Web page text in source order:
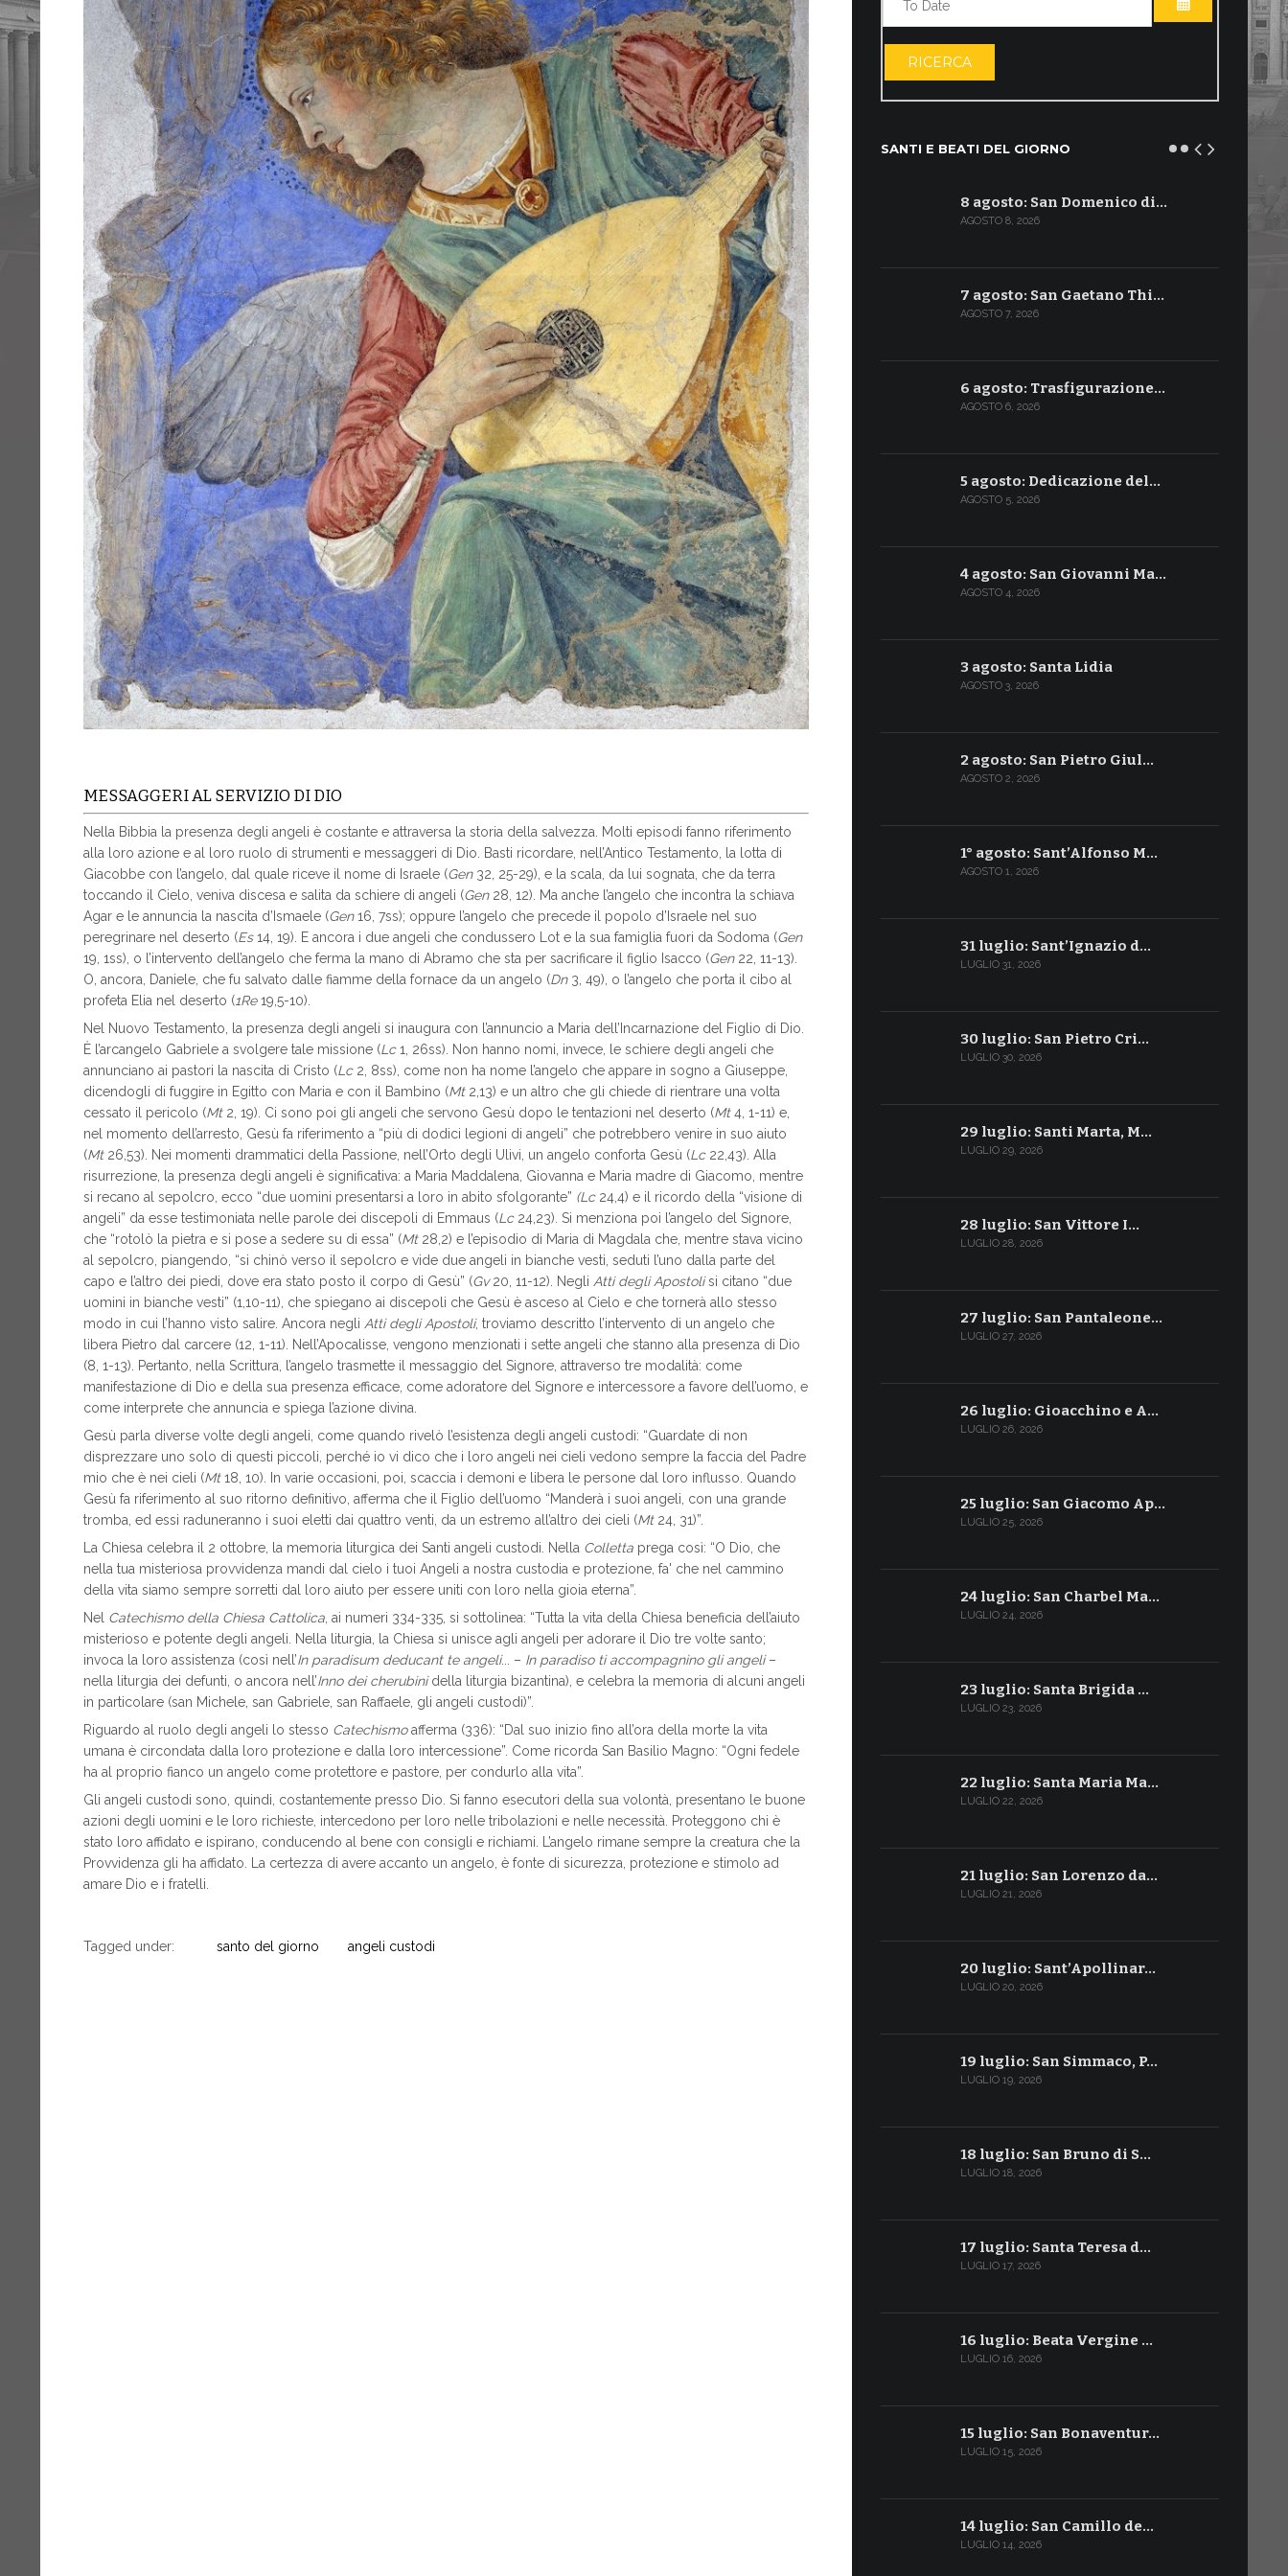
MESSAGGERI AL SERVIZIO DI DIO
Nella Bibbia la presenza degli angeli è costante e attraversa la storia della salvezza. Molti episodi fanno riferimento
alla loro azione e al loro ruolo di strumenti e messaggeri di Dio. Basti ricordare, nell’Antico Testamento, la lotta di
Giacobbe con l’angelo, dal quale riceve il nome di Israele (Gen32, 25-29), e la scala, da lui sognata, che da terra
toccando il Cielo, veniva discesa e salita da schiere di angeli (Gen28, 12). Ma anche l’angelo che incontra la schiava
Agar e le annuncia la nascita d’Ismaele (Gen16, 7ss); oppure l’angelo che precede il popolo d’Israele nel suo
peregrinare nel deserto (Es14, 19). E ancora i due angeli che condussero Lot e la sua famiglia fuori da Sodoma (Gen
19, 1ss), o l’intervento dell’angelo che ferma la mano di Abramo che sta per sacrificare il figlio Isacco (Gen22, 11-13).
O, ancora, Daniele, che fu salvato dalle fiamme della fornace da un angelo (Dn3, 49), o l’angelo che porta il cibo al
profeta Elia nel deserto (1Re19,5-10).
Nel Nuovo Testamento, la presenza degli angeli si inaugura con l’annuncio a Maria dell’Incarnazione del Figlio di Dio.
È l’arcangelo Gabriele a svolgere tale missione (Lc1, 26ss). Non hanno nomi, invece, le schiere degli angeli che
annunciano ai pastori la nascita di Cristo (Lc2, 8ss), come non ha nome l’angelo che appare in sogno a Giuseppe,
dicendogli di fuggire in Egitto con Maria e con il Bambino (Mt 2,13) e un altro che gli chiede di rientrare una volta
cessato il pericolo (Mt2, 19). Ci sono poi gli angeli che servono Gesù dopo le tentazioni nel deserto (Mt4, 1-11) e,
nel momento dell’arresto, Gesù fa riferimento a “più di dodici legioni di angeli” che potrebbero venire in suo aiuto
(Mt26,53). Nei momenti drammatici della Passione, nell’Orto degli Ulivi, un angelo conforta Gesù (Lc22,43). Alla
risurrezione, la presenza degli angeli è significativa: a Maria Maddalena, Giovanna e Maria madre di Giacomo, mentre
si recano al sepolcro, ecco “due uomini presentarsi a loro in abito sfolgorante” (Lc24,4) e il ricordo della “visione di
angeli” da esse testimoniata nelle parole dei discepoli di Emmaus (Lc24,23). Si menziona poi l’angelo del Signore,
che “rotolò la pietra e si pose a sedere su di essa” (Mt28,2) e l’episodio di Maria di Magdala che, mentre stava vicino
al sepolcro, piangendo, “si chinò verso il sepolcro e vide due angeli in bianche vesti, seduti l’uno dalla parte del
capo e l’altro dei piedi, dove era stato posto il corpo di Gesù” (Gv20, 11-12). Negli Atti degli Apostolisi citano “due
uomini in bianche vesti” (1,10-11), che spiegano ai discepoli che Gesù è asceso al Cielo e che tornerà allo stesso
modo in cui l’hanno visto salire. Ancora negli Atti degli Apostoli, troviamo descritto l’intervento di un angelo che
libera Pietro dal carcere (12, 1-11). Nell’Apocalisse, vengono menzionati i sette angeli che stanno alla presenza di Dio
(8, 1-13). Pertanto, nella Scrittura, l’angelo trasmette il messaggio del Signore, attraverso tre modalità: come
manifestazione di Dio e della sua presenza efficace, come adoratore del Signore e intercessore a favore dell’uomo, e
come interprete che annuncia e spiega l’azione divina.
Gesù parla diverse volte degli angeli, come quando rivelò l’esistenza degli angeli custodi: “Guardate di non
disprezzare uno solo di questi piccoli, perché io vi dico che i loro angeli nei cieli vedono sempre la faccia del Padre
mio che è nei cieli (Mt18, 10). In varie occasioni, poi, scaccia i demoni e libera le persone dal loro influsso. Quando
Gesù fa riferimento al suo ritorno definitivo, afferma che il Figlio dell’uomo “Manderà i suoi angeli, con una grande
tromba, ed essi raduneranno i suoi eletti dai quattro venti, da un estremo all’altro dei cieli (Mt24, 31)”.
La Chiesa celebra il 2 ottobre, la memoria liturgica dei Santi angeli custodi. Nella Colletta prega così: “O Dio, che
nella tua misteriosa provvidenza mandi dal cielo i tuoi Angeli a nostra custodia e protezione, fa' che nel cammino
della vita siamo sempre sorretti dal loro aiuto per essere uniti con loro nella gioia eterna”.
Nel Catechismo della Chiesa Cattolica, ai numeri 334-335, si sottolinea: “Tutta la vita della Chiesa beneficia dell’aiuto
misterioso e potente degli angeli. Nella liturgia, la Chiesa si unisce agli angeli per adorare il Dio tre volte santo;
invoca la loro assistenza (così nell’In paradisum deducant te angeli... – In paradiso ti accompagnino gli angeli–
nella liturgia dei defunti, o ancora nell’Inno dei cherubinidella liturgia bizantina), e celebra la memoria di alcuni angeli
in particolare (san Michele, san Gabriele, san Raffaele, gli angeli custodi)”.
Riguardo al ruolo degli angeli lo stesso Catechismoafferma (336): “Dal suo inizio fino all’ora della morte la vita
umana è circondata dalla loro protezione e dalla loro intercessione”. Come ricorda San Basilio Magno: “Ogni fedele
ha al proprio fianco un angelo come protettore e pastore, per condurlo alla vita”.
Gli angeli custodi sono, quindi, costantemente presso Dio. Si fanno esecutori della sua volontà, presentano le buone
azioni degli uomini e le loro richieste, intercedono per loro nelle tribolazioni e nelle necessità. Proteggono chi è
stato loro affidato e ispirano, conducendo al bene con consigli e richiami. L’angelo rimane sempre la creatura che la
Provvidenza gli ha affidato. La certezza di avere accanto un angelo, è fonte di sicurezza, protezione e stimolo ad
amare Dio e i fratelli.
Tagged under: santo del giorno angeli custodi
APRI IL
RICERCA
SANTI E BEATI DEL GIORNO
8 agosto: San Domenico di…
AGOSTO 8, 2026
7 agosto: San Gaetano Thi…
AGOSTO 7, 2026
6 agosto: Trasfigurazione…
AGOSTO 6, 2026
5 agosto: Dedicazione del…
AGOSTO 5, 2026
4 agosto: San Giovanni Ma…
AGOSTO 4, 2026
3 agosto: Santa Lidia
AGOSTO 3, 2026
2 agosto: San Pietro Giul…
AGOSTO 2, 2026
1° agosto: Sant’Alfonso M…
AGOSTO 1, 2026
31 luglio: Sant’Ignazio d…
LUGLIO 31, 2026
30 luglio: San Pietro Cri…
LUGLIO 30, 2026
29 luglio: Santi Marta, M…
LUGLIO 29, 2026
28 luglio: San Vittore I…
LUGLIO 28, 2026
27 luglio: San Pantaleone…
LUGLIO 27, 2026
26 luglio: Gioacchino e A…
LUGLIO 26, 2026
25 luglio: San Giacomo Ap…
LUGLIO 25, 2026
24 luglio: San Charbel Ma…
LUGLIO 24, 2026
23 luglio: Santa Brigida …
LUGLIO 23, 2026
22 luglio: Santa Maria Ma…
LUGLIO 22, 2026
21 luglio: San Lorenzo da…
LUGLIO 21, 2026
20 luglio: Sant’Apollinar…
LUGLIO 20, 2026
19 luglio: San Simmaco, P…
LUGLIO 19, 2026
18 luglio: San Bruno di S…
LUGLIO 18, 2026
17 luglio: Santa Teresa d…
LUGLIO 17, 2026
16 luglio: Beata Vergine …
LUGLIO 16, 2026
15 luglio: San Bonaventur…
LUGLIO 15, 2026
14 luglio: San Camillo de…
LUGLIO 14, 2026